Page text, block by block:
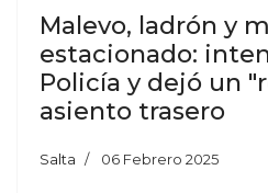
Malevo, ladrón y
estacionado:
Policía y dejó un
asiento trasero
Salta 06 Febrero 2025